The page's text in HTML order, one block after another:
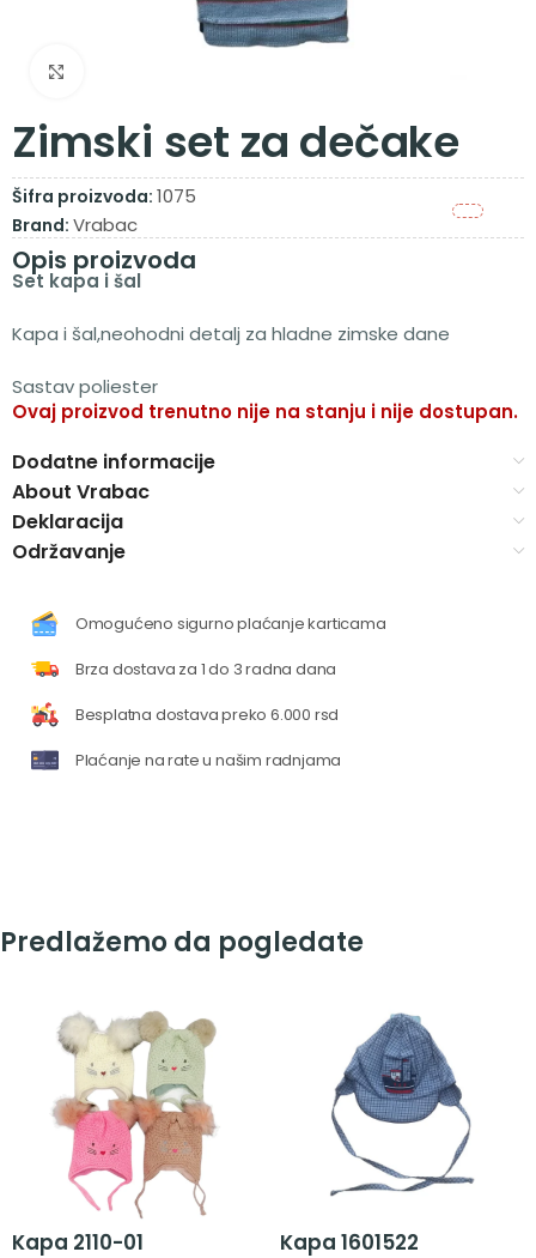
Zimski set za dečake
Šifra proizvoda: 1075
Brand: Vrabac
Opis proizvoda
Set kapa i šal
Kapa i šal,neohodni detalj za hladne zimske dane
Sastav poliester
Ovaj proizvod trenutno nije na stanju i nije dostupan.
Alternative:
Dodatne informacije
About Vrabac
Deklaracija
Održavanje
Omogućeno sigurno plaćanje karticama
Brza dostava za 1 do 3 radna dana
Besplatna dostava preko 6.000 rsd
Plaćanje na rate u našim radnjama
Predlažemo da pogledate
Kapa 2110-01 Kapa 1601522